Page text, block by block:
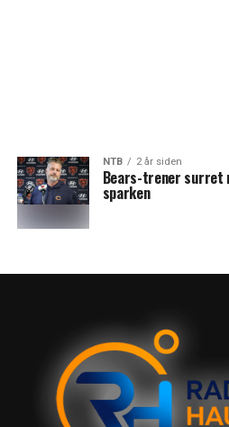
NTB 2 år siden
Bears-trener surret
sparken